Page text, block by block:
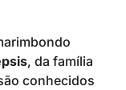
, da família
conhecidos